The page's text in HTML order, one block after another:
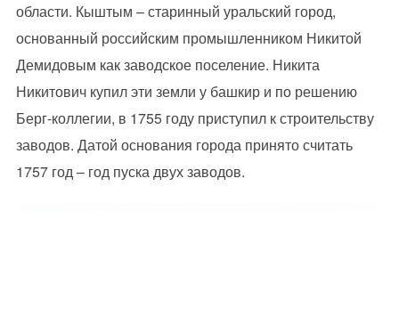
области. Кыштым – старинный уральский город,
основанный российским промышленником Никитой
Демидовым как заводское поселение. Никита
Никитович купил эти земли у башкир и по решению
Берг-коллегии, в 1755 году приступил к строительству
заводов. Датой основания города принято считать
1757 год – год пуска двух заводов.